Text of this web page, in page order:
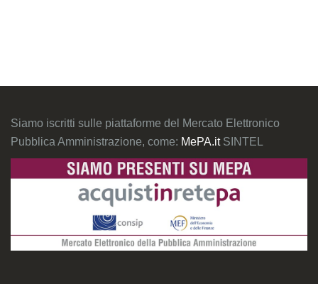
Siamo iscritti sulle piattaforme del Mercato Elettronico
Pubblica Amministrazione, come: MePA.it SINTEL